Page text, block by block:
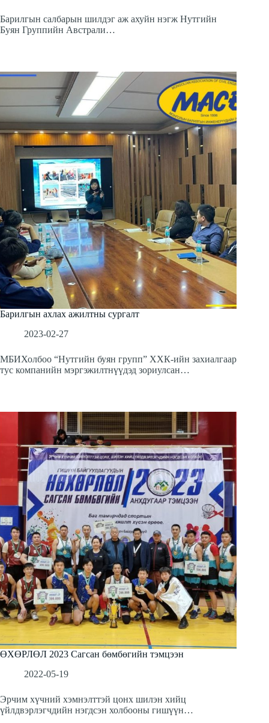
Барилгын салбарын шилдэг аж ахуйн нэгж Нутгийн
Буян Группийн Австрали…
Барилгын ахлах ажилтны сургалт
2023-02-27
МБИХолбоо “Нутгийн буян групп” ХХК-ийн захиалгаар
тус компанийн мэргэжилтнүүдэд зориулсан…
ӨХӨРЛӨЛ 2023 Сагсан бөмбөгийн тэмцээн
2022-05-19
Эрчим хүчний хэмнэлттэй цонх шилэн хийц
үйлдвэрлэгчдийн нэгдсэн холбооны гишүүн…